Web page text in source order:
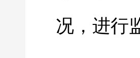
况，进行